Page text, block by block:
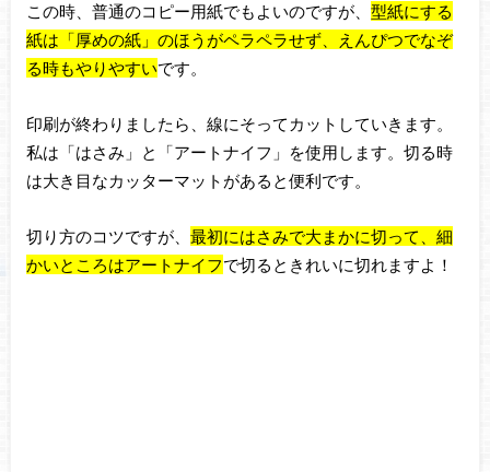
この時、普通のコピー用紙でもよいのですが、 型紙にする
紙は「厚めの紙」のほうがペラペラせず、えんぴつでなぞ
る時もやりやすいです。
印刷が終わりましたら、線にそってカットしていきます。
私は「はさみ」と「アートナイフ」を使用します。切る時
は大き目なカッターマットがあると便利です。
切り方のコツですが、 最初にはさみで大まかに切って、細
かいところはアートナイフで切るときれいに切れますよ！